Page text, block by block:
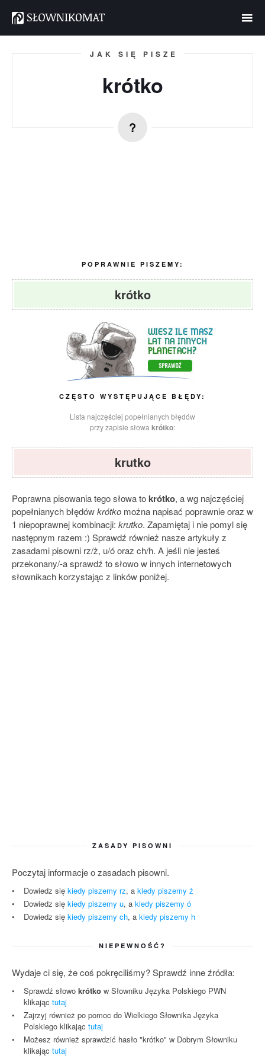
JAK SIĘ PISZE
krótko
POPRAWNIE PISZEMY:
krótko
CZĘSTO WYSTĘPUJĄCE BŁĘDY:
Lista najczęściej popełnianych błędów
przy zapisie słowa krótko:
krutko
Poprawna pisowania tego słowa to krótko, a wg najczęściej
popełnianych błędówkrótko można napisać poprawnie oraz w
1 niepoprawnej kombinacji: krutko. Zapamiętaj i nie pomyl się
następnym razem :) Sprawdź również nasze artykuły z
zasadami pisowni rz/ż, u/ó oraz ch/h. A jeśli nie jesteś
przekonany/-a sprawdź to słowo w innych internetowych
słownikach korzystając z linków poniżej.
ZASADY PISOWNI
Poczytaj informacje o zasadach pisowni.
Dowiedz się kiedy piszemy rz, a kiedy piszemy ż
Dowiedz się kiedy piszemy u, a kiedy piszemy ó
Dowiedz się kiedy piszemy ch, a kiedy piszemy h
NIEPEWNOŚĆ?
Wydaje ci się, że coś pokręciliśmy? Sprawdź inne źródła:
Sprawdź słowo krótko w Słowniku Języka Polskiego PWN
klikając tutaj
Zajrzyj również po pomoc do Wielkiego Słownika Języka
Polskiego klikając tutaj
Możesz również sprawdzić hasło "krótko" w Dobrym Słowniku
klikając tutaj